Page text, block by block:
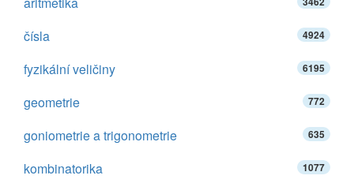
čísla 4924
fyzikální veličiny 6195
geometrie 772
goniometrie a trigonometrie 635
kombinatorika 1077